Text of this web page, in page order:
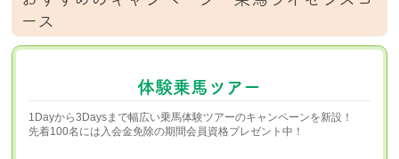
ース
体験乗馬ツアー
1Dayから3Daysまで幅広い乗馬体験ツアーのキャンペーンを新設！
先着100名には入会金免除の期間会員資格プレゼント中！